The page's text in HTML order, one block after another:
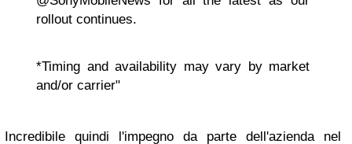
rollout continues.
*Timing and availability may vary by market
and/or carrier"
Incredibile quindi l'impegno da parte dell'azienda nel